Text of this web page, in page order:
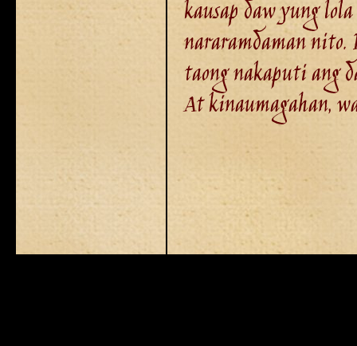
kausap daw yung
nararamdaman nito.
taong nakaputi ang
At kinaumagahan,